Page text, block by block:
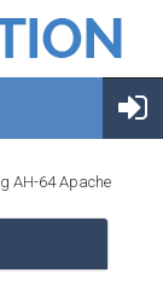
AH-64 Apache